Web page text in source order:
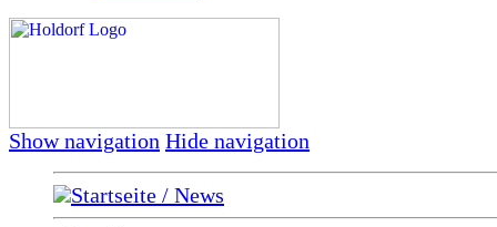
Show navigation Hide navigation
Startseite / News